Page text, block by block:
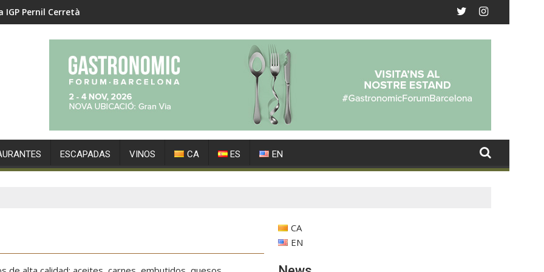
IGP Pernil Cerretà
ESCAPADAS VINOS CA ES EN
CA
EN